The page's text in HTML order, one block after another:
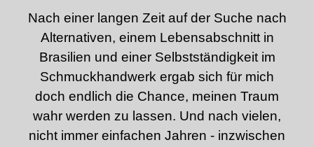
Nach einer langen Zeit auf der Suche nach
Alternativen, einem Lebensabschnitt in
Brasilien und einer Selbstständigkeit im
Schmuckhandwerk ergab sich für mich
doch endlich die Chance, meinen Traum
wahr werden zu lassen. Und nach vielen,
nicht immer einfachen Jahren - inzwischen